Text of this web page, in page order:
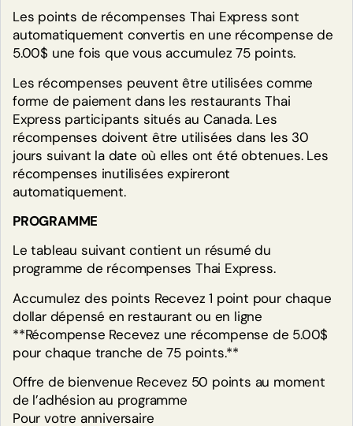
Commencez à accumuler des
récompenses Thaï Express en
quelques étapes simples.
SE CONNECTER
Créez un compte en ligne et
assurez-vous de terminer votre
Les points de récompenses Thai Express sont
automatiquement convertis en une récompense de
5.00$ une fois que vous accumulez 75 points.
Les récompenses peuvent être utilisées comme
forme de paiement dans les restaurants Thai
Express participants situés au Canada. Les
récompenses doivent être utilisées dans les 30
jours suivant la date où elles ont été obtenues. Les
récompenses inutilisées expireront
automatiquement.
PROGRAMME
Le tableau suivant contient un résumé du
programme de récompenses Thai Express.
Accumulez des points Recevez 1 point pour chaque
dollar dépensé en restaurant ou en ligne
**Récompense Recevez une récompense de 5.00$
pour chaque tranche de 75 points.**
Offre de bienvenue Recevez 50 points au moment
de l’adhésion au programme
Pour votre anniversaire